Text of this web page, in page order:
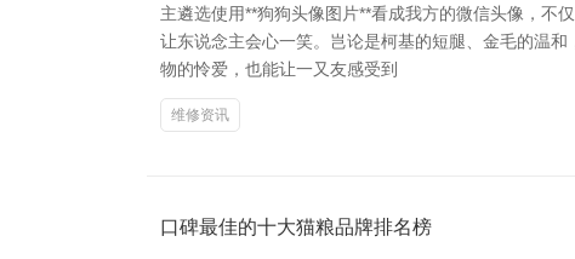
主遴选使用**狗狗头像图片**看成我方的微信头像，不
让东说念主会心一笑。岂论是柯基的短腿、金毛的温
物的怜爱，也能让一又友感受到
维修资讯
口碑最佳的十大猫粮品牌排名榜